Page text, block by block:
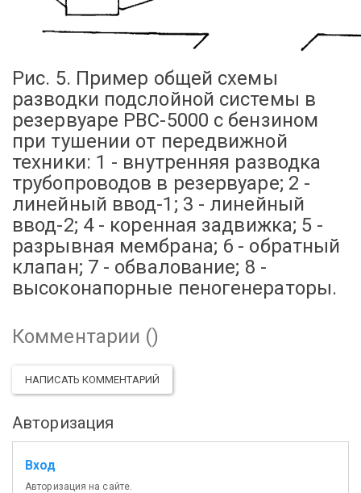
Рис. 5. Пример общей схемы
разводки подслойной системы в
резервуаре РВС-5000 с бензином
при тушении от передвижной
техники: 1 - внутренняя разводка
трубопроводов в резервуаре; 2 -
линейный ввод-1; 3 - линейный
ввод-2; 4 - коренная задвижка; 5 -
разрывная мембрана; 6 - обратный
клапан; 7 - обвалование; 8 -
высоконапорные пеногенераторы.
Комментарии ()
НАПИСАТЬ КОММЕНТАРИЙ
Авторизация
Вход
Авторизация на сайте.